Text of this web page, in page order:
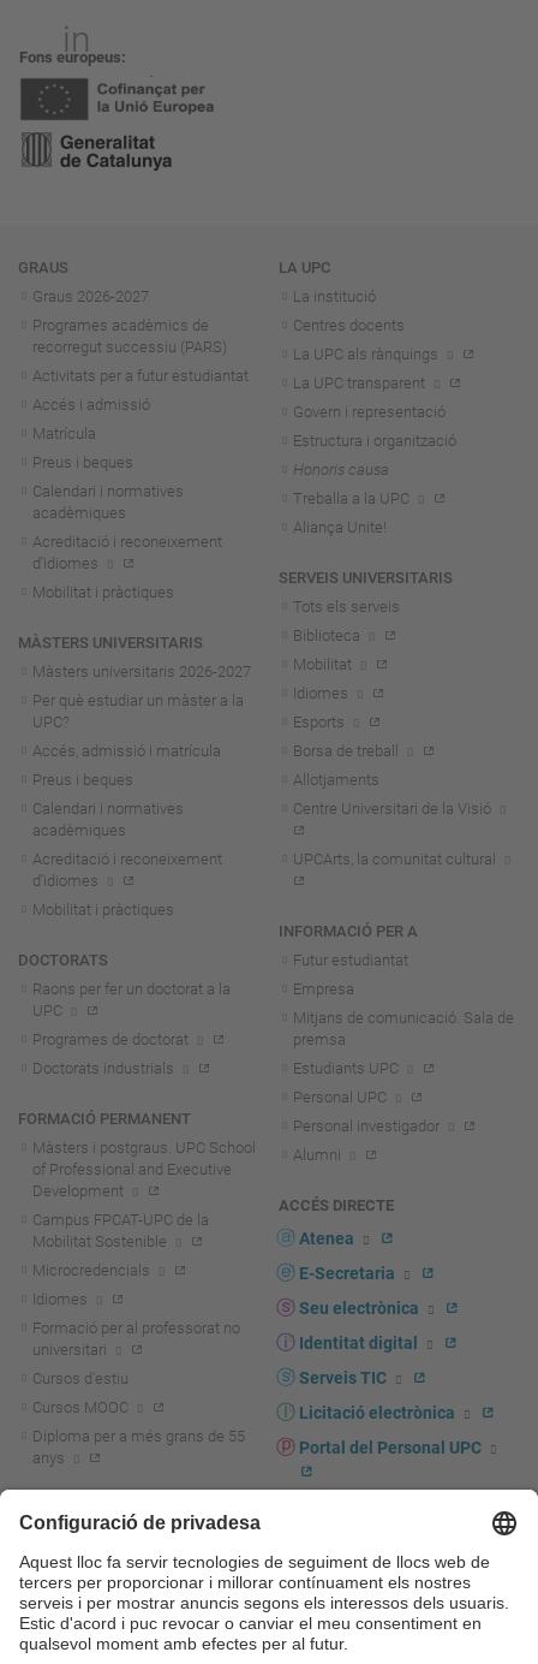
Fons europeus
Navegació
GRAUS
Graus 2026-2027
Programes acadèmics de
recorregut successiu (PARS)
Activitats per a futur estudiantat
Accés i admissió
Matrícula
Preus i beques
Calendari i normatives
acadèmiques
Acreditació i reconeixement
d'idiomes
Mobilitat i pràctiques
MÀSTERS UNIVERSITARIS
Màsters universitaris 2026-2027
Per què estudiar un màster a la
UPC?
Accés, admissió i matrícula
Preus i beques
Calendari i normatives
acadèmiques
Acreditació i reconeixement
d'idiomes
Mobilitat i pràctiques
DOCTORATS
Raons per fer un doctorat a la
UPC
Programes de doctorat
Doctorats industrials
FORMACIÓ PERMANENT
Màsters i postgraus. UPC School
of Professional and Executive
Development
Campus FPCAT-UPC de la
Mobilitat Sostenible
Microcredencials
Idiomes
Formació per al professorat no
universitari
Cursos d'estiu
Cursos MOOC
Diploma per a més grans de 55
anys
Actualitat R+D+I
La recerca a la UPC
La transferència, l'emprenedoria i
la innovació a la UPC
Foment i suport a la recerca
LA UPC
La institució
Centres docents
La UPC als rànquings
La UPC transparent
Govern i representació
Estructura i organització
Honoris causa
Treballa a la UPC
Aliança Unite!
SERVEIS UNIVERSITARIS
Tots els serveis
Biblioteca
Mobilitat
Idiomes
Esports
Borsa de treball
Allotjaments
Centre Universitari de la Visió
UPCArts, la comunitat cultural
INFORMACIÓ PER A
Futur estudiantat
Empresa
Mitjans de comunicació. Sala de
premsa
Estudiants UPC
Personal UPC
Personal investigador
Alumni
ACCÉS DIRECTE
Atenea
E-Secretaria
Seu electrònica
Identitat digital
Serveis TIC
Licitació electrònica
Portal del Personal UPC
UPCshop, marxandatge
Sala de premsa
Seguretat i salut